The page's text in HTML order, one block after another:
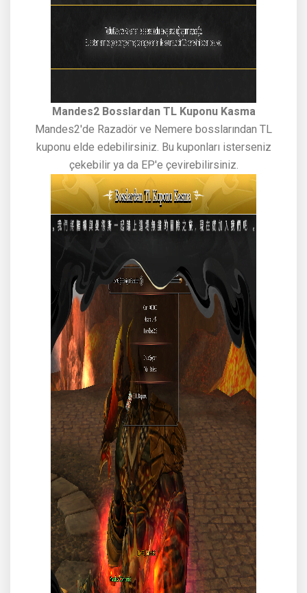
Mandes2 Bosslardan TL Kuponu Kasma
Mandes2'de Razadör ve Nemere bosslarından TL
kuponu elde edebilirsiniz. Bu kuponları isterseniz
çekebilir ya da EP'e çevirebilirsiniz.